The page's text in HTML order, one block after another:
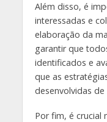
Além disso, é
interessadas e
elaboração da
garantir que
identificados e
que as
desenvolvidas
Por fim, é crucial